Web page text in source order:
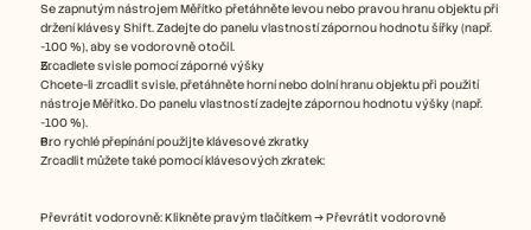
Se zapnutým nástrojem Měřítko přetáhněte levou nebo pravou hranu objektu při
držení klávesy Shift. Zadejte do panelu vlastností zápornou hodnotu šířky (např.
-100 %), aby se vodorovně otočil.
Zrcadlete svisle pomocí záporné výšky
Chcete-li zrcadlit svisle, přetáhněte horní nebo dolní hranu objektu při použití
nástroje Měřítko. Do panelu vlastností zadejte zápornou hodnotu výšky (např.
-100 %).
Pro rychlé přepínání použijte klávesové zkratky
Zrcadlit můžete také pomocí klávesových zkratek:
Převrátit vodorovně: Klikněte pravým tlačítkem → Převrátit vodorovně